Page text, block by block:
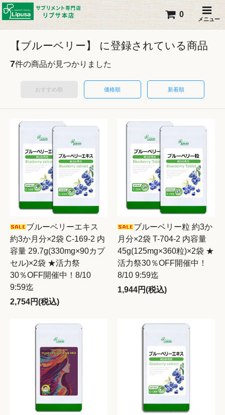
メニュー
0
【ブルーベリー】 に登録されている商品
7件の商品が見つかりました
おすすめ順 価格順 新着順
ブルーベリーエキス
約3か月分×2袋 C-169-2 内
容量 29.7g(330mg×90カプ
セル)×2袋 ★活力祭
30％OFF開催中！8/10
9:59迄
2,754円(税込)
ブルーベリー粒 約3か
月分×2袋 T-704-2 内容量
45g(125mg×360粒)×2袋 ★
活力祭30％OFF開催中！
8/10 9:59迄
1,944円(税込)